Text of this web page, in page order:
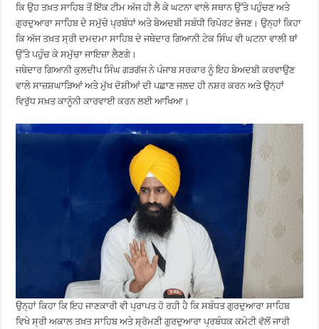
ਕਿ ਉਹ ਤਖ਼ਤ ਸਾਹਿਬ ਤੋਂ ਇੱਕ ਟੀਮ ਅੱਜ ਹੀ ਲੈ ਕੇ ਘਟਨਾ ਵਾਲੇ ਸਥਾਨ ਉੱਤੇ ਪਹੁੰਚਣ ਅਤੇ
ਗੁਰਦੁਆਰਾ ਸਾਹਿਬ ਦੇ ਸਮੁੱਚੇ ਪ੍ਰਬੰਧਾਂ ਅਤੇ ਬੇਅਦਬੀ ਸਬੰਧੀ ਰਿਪੋਰਟ ਭੇਜਣ। ਉਨ੍ਹਾਂ ਕਿਹਾ
ਕਿ ਅੱਜ ਤਖ਼ਤ ਸ੍ਰੀ ਦਮਦਮਾ ਸਾਹਿਬ ਦੇ ਜਥੇਦਾਰ ਗਿਆਨੀ ਟੇਕ ਸਿੰਘ ਵੀ ਘਟਨਾ ਵਾਲੀ ਥਾਂ
ਉੱਤੇ ਪਹੁੰਚ ਕੇ ਸਮੁੱਚਾ ਜਾਇਜ਼ਾ ਲੈਣਗੇ।
ਜਥੇਦਾਰ ਗਿਆਨੀ ਕੁਲਦੀਪ ਸਿੰਘ ਗੜਗੱਜ ਨੇ ਪੰਜਾਬ ਸਰਕਾਰ ਨੂੰ ਇਹ ਬੇਅਦਬੀ ਕਰਵਾਉਣ
ਵਾਲੇ ਸਾਜ਼ਸ਼ਘਾੜਿਆਂ ਅਤੇ ਮੁੱਖ ਦੋਸ਼ੀਆਂ ਦੀ ਪਛਾਣ ਜਲਦ ਹੀ ਨਸ਼ਰ ਕਰਨ ਅਤੇ ਉਨ੍ਹਾਂ
ਵਿਰੁੱਧ ਸਖ਼ਤ ਕਾਨੂੰਨੀ ਕਾਰਵਾਈ ਕਰਨ ਲਈ ਆਖਿਆ।
ਉਨ੍ਹਾਂ ਕਿਹਾ ਕਿ ਇਹ ਜਾਣਕਾਰੀ ਵੀ ਪ੍ਰਾਪਤ ਹੋ ਰਹੀ ਹੈ ਕਿ ਸਬੰਧਤ ਗੁਰਦੁਆਰਾ ਸਾਹਿਬ
ਵਿਖੇ ਸ੍ਰੀ ਅਕਾਲ ਤਖ਼ਤ ਸਾਹਿਬ ਅਤੇ ਸ਼੍ਰੋਮਣੀ ਗੁਰਦੁਆਰਾ ਪ੍ਰਬੰਧਕ ਕਮੇਟੀ ਵੱਲੋਂ ਜਾਰੀ